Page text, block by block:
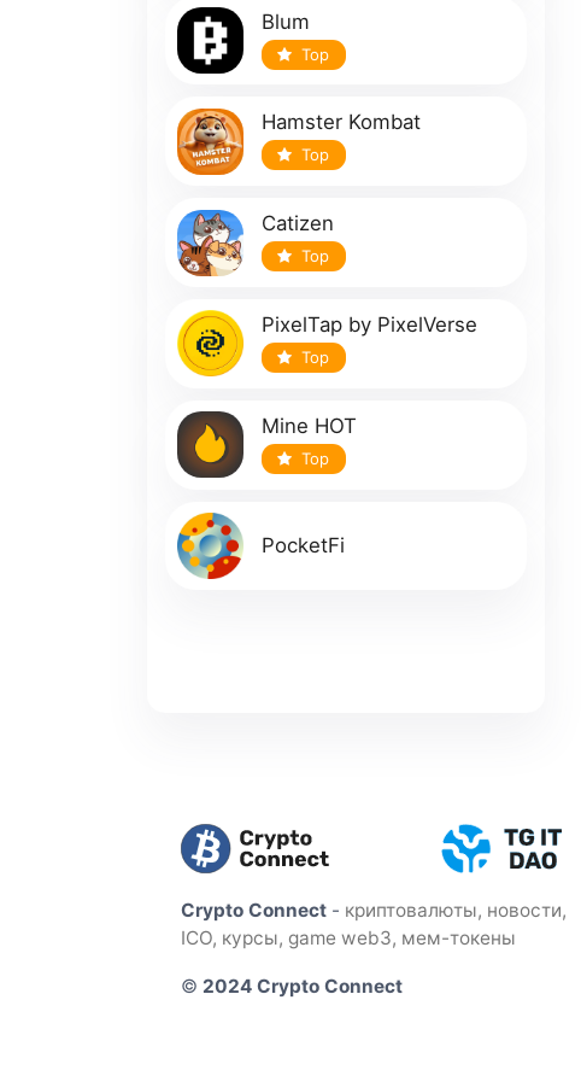
Blum
Top
Hamster Kombat
Top
Catizen
Top
PixelTap by PixelVerse
Top
Mine HOT
Top
PocketFi
Crypto Connect - криптовалюты, новости,
ICO, курсы, game web3, мем-токены
© 2024 Crypto Connect